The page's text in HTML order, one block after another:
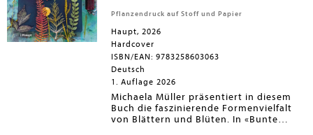
Pflanzendruck auf Stoff und Papier
Haupt, 2026
Hardcover
ISBN/EAN: 9783258603063
Deutsch
1. Auflage 2026
Michaela Müller präsentiert in diesem
Buch die faszinierende Formenvielfalt
von Blättern und Blüten. In «Bunte